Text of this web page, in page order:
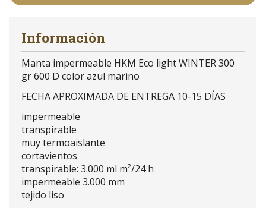
Información
Manta impermeable HKM Eco light WINTER 300
gr 600 D color azul marino
FECHA APROXIMADA DE ENTREGA 10-15 DÍAS
impermeable
transpirable
muy termoaislante
cortavientos
transpirable: 3.000 ml m²/24 h
impermeable 3.000 mm
tejido liso